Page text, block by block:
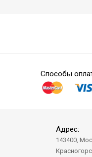
Способы
Адрес:
143400,